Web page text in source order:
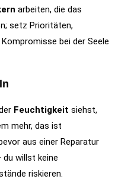
arbeiten, die das
setz Prioritäten,
bei der Seele
Feuchtigkeit siehst,
mehr, das ist
aus einer Reparatur
du willst keine
riskieren.